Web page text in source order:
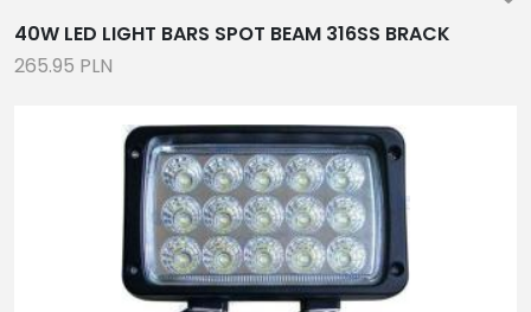
40W LED LIGHT BARS SPOT BEAM 316SS BRACK
265.95 PLN